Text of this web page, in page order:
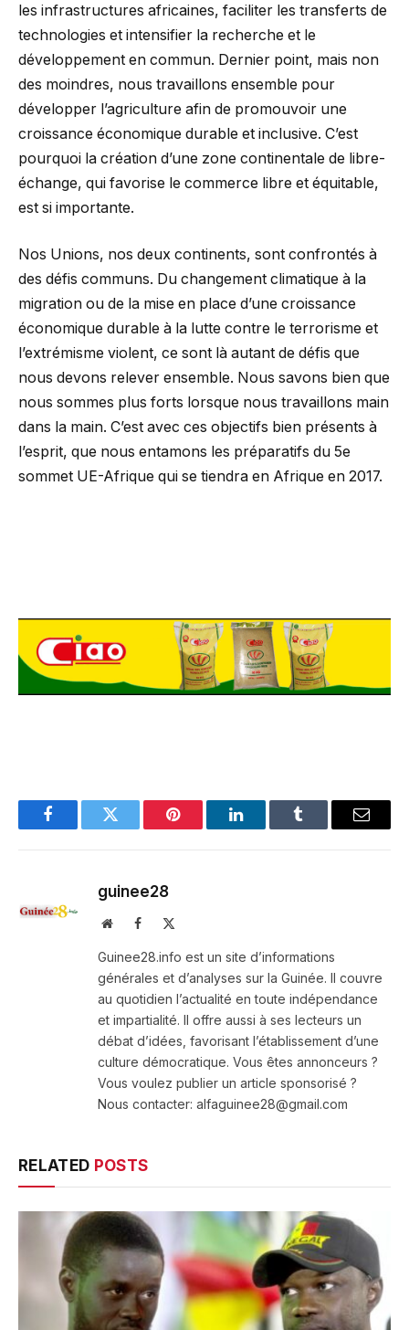
les infrastructures africaines, faciliter les transferts de
technologies et intensifier la recherche et le
développement en commun. Dernier point, mais non
des moindres, nous travaillons ensemble pour
développer l’agriculture afin de promouvoir une
croissance économique durable et inclusive. C’est
pourquoi la création d’une zone continentale de libre-
échange, qui favorise le commerce libre et équitable,
est si importante.
Nos Unions, nos deux continents, sont confrontés à
des défis communs. Du changement climatique à la
migration ou de la mise en place d’une croissance
économique durable à la lutte contre le terrorisme et
l’extrémisme violent, ce sont là autant de défis que
nous devons relever ensemble. Nous savons bien que
nous sommes plus forts lorsque nous travaillons main
dans la main. C’est avec ces objectifs bien présents à
l’esprit, que nous entamons les préparatifs du 5e
sommet UE-Afrique qui se tiendra en Afrique en 2017.
FacebookTwitter Pinterest LinkedInTumblr Email
guinee28
WebsiteFacebook
Guinee28.info est un site d’informations
générales et d’analyses sur la Guinée. Il couvre
au quotidien l’actualité en toute indépendance
et impartialité. Il offre aussi à ses lecteurs un
débat d’idées, favorisant l’établissement d’une
culture démocratique. Vous êtes annonceurs ?
Vous voulez publier un article sponsorisé ?
Nous contacter: alfaguinee28@gmail.com
RELATED POSTS